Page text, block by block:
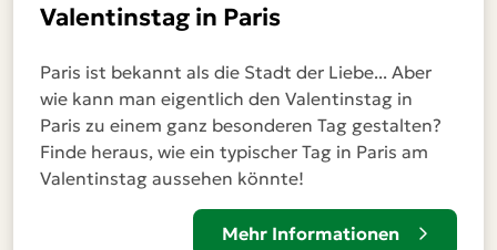
Valentinstag in Paris
Paris ist bekannt als die Stadt der Liebe... Aber
wie kann man eigentlich den Valentinstag in
Paris zu einem ganz besonderen Tag gestalten?
Finde heraus, wie ein typischer Tag in Paris am
Valentinstag aussehen könnte!
Mehr Informationen